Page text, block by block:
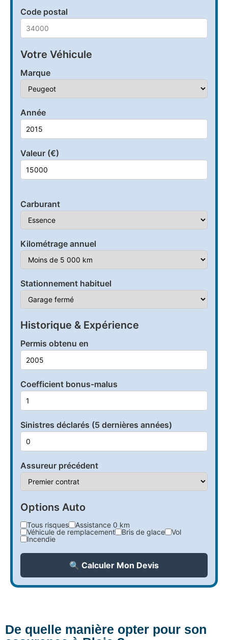
Code postal
Votre Véhicule
Marque
Année
Valeur (€)
Carburant
Kilométrage annuel
Stationnement habituel
Historique & Expérience
Permis obtenu en
Coefficient bonus-malus
Sinistres déclarés (5 dernières années)
Assureur précédent
Options Auto
Tous risques
Assistance 0 km
Véhicule de remplacement
Bris de glace
Vol
Incendie
🔍 Calculer Mon Devis
De quelle manière opter pour son